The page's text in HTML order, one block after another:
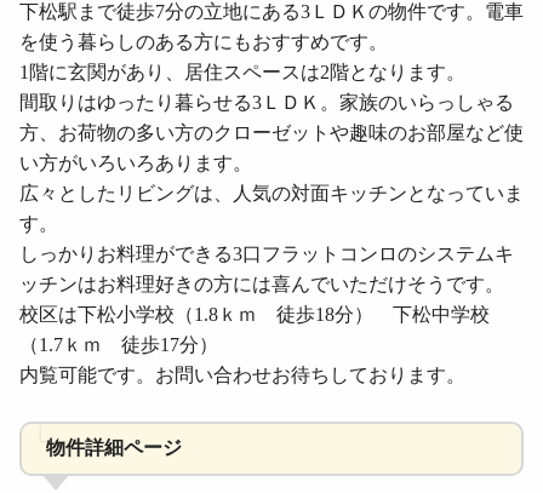
下松駅まで徒歩7分の立地にある3ＬＤＫの物件です。電車
を使う暮らしのある方にもおすすめです。
1階に玄関があり、居住スペースは2階となります。
間取りはゆったり暮らせる3ＬＤＫ。家族のいらっしゃる
方、お荷物の多い方のクローゼットや趣味のお部屋など使
い方がいろいろあります。
広々としたリビングは、人気の対面キッチンとなっていま
す。
しっかりお料理ができる3口フラットコンロのシステムキ
ッチンはお料理好きの方には喜んでいただけそうです。
校区は下松小学校（1.8ｋｍ 徒歩18分） 下松中学校
（1.7ｋｍ 徒歩17分）
内覧可能です。お問い合わせお待ちしております。
物件詳細ページ